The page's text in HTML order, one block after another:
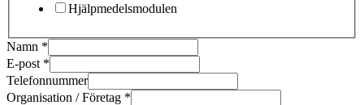
Hjälpmedelsmodulen
Namn *
E-post *
Telefonnummer
Organisation / Företag *